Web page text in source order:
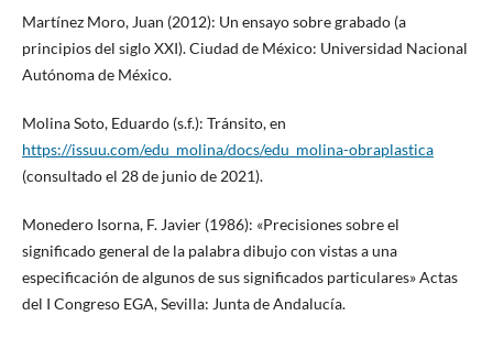
Martínez Moro, Juan (2012): Un ensayo sobre grabado (a
principios del siglo XXI). Ciudad de México: Universidad Nacional
Autónoma de México.
Molina Soto, Eduardo (s.f.): Tránsito, en
https://issuu.com/edu_molina/docs/edu_molina-obraplastica
(consultado el 28 de junio de 2021).
Monedero Isorna, F. Javier (1986): «Precisiones sobre el
significado general de la palabra dibujo con vistas a una
especificación de algunos de sus significados particulares» Actas
del I Congreso EGA, Sevilla: Junta de Andalucía.